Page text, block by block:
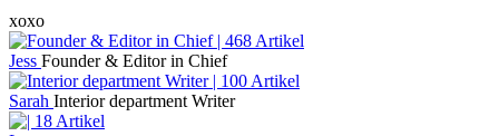
xoxo
Jess Founder & Editor in Chief
Sarah Interior department Writer